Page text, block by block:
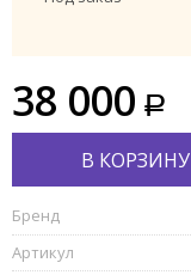
38 000
В КОРЗИНУ
Бренд
Артикул